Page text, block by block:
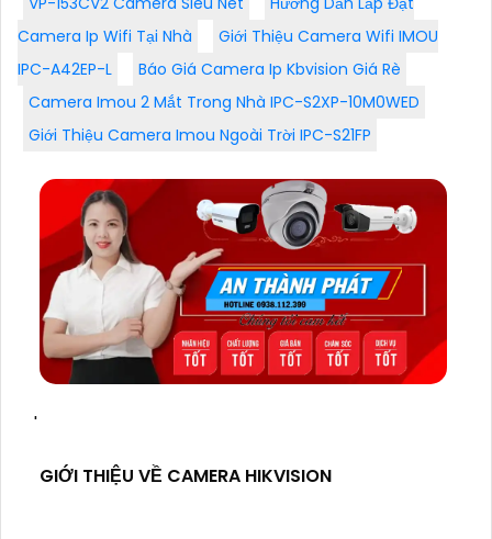
Camera Ip Wifi Tại Nhà
Giới Thiệu Camera Wifi IMOU
IPC-A42EP-L
Báo Giá Camera Ip Kbvision Giá Rè
Camera Imou 2 Mắt Trong Nhà IPC-S2XP-10M0WED
Giới Thiệu Camera Imou Ngoài Trời IPC-S21FP
'
GIỚI THIỆU VỀ CAMERA HIKVISION